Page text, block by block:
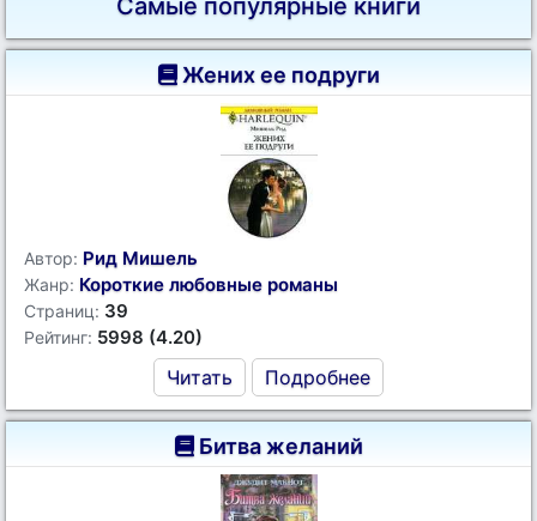
Самые популярные книги
Жених ее подруги
Автор: Рид Мишель
Жанр: Короткие любовные романы
Страниц: 39
Рейтинг: 5998 (4.20)
Читать Подробнее
Битва желаний